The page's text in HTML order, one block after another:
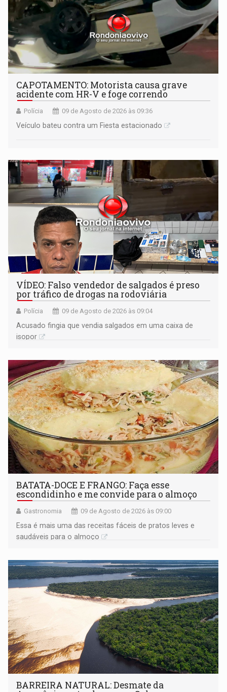
CAPOTAMENTO: Motorista causa grave
acidente com HR-V e foge correndo
Polícia 09 de Agosto de 2026 às 09:36
Veículo bateu contra um Fiesta estacionado
VÍDEO: Falso vendedor de salgados é preso
por tráfico de drogas na rodoviária
Polícia 09 de Agosto de 2026 às 09:04
Acusado fingia que vendia salgados em uma caixa de
isopor
BATATA-DOCE E FRANGO: Faça esse
escondidinho e me convide para o almoço
Gastronomia 09 de Agosto de 2026 às 09:00
Essa é mais uma das receitas fáceis de pratos leves e
saudáveis para o almoço
BARREIRA NATURAL: Desmate da